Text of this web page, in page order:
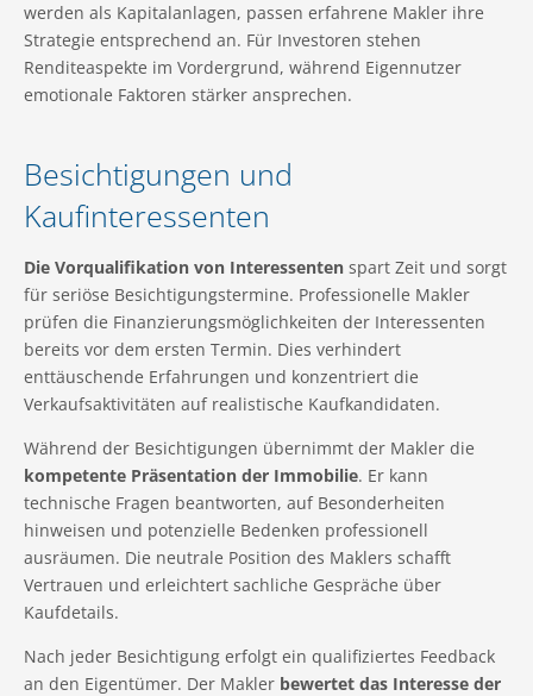
werden als Kapitalanlagen, passen erfahrene Makler ihre
Strategie entsprechend an. Für Investoren stehen
Renditeaspekte im Vordergrund, während Eigennutzer
emotionale Faktoren stärker ansprechen.
Besichtigungen und
Kaufinteressenten
Die Vorqualifikation von Interessenten spart Zeit und sorgt
für seriöse Besichtigungstermine. Professionelle Makler
prüfen die Finanzierungsmöglichkeiten der Interessenten
bereits vor dem ersten Termin. Dies verhindert
enttäuschende Erfahrungen und konzentriert die
Verkaufsaktivitäten auf realistische Kaufkandidaten.
Während der Besichtigungen übernimmt der Makler die
kompetente Präsentation der Immobilie. Er kann
technische Fragen beantworten, auf Besonderheiten
hinweisen und potenzielle Bedenken professionell
ausräumen. Die neutrale Position des Maklers schafft
Vertrauen und erleichtert sachliche Gespräche über
Kaufdetails.
Nach jeder Besichtigung erfolgt ein qualifiziertes Feedback
an den Eigentümer. Der Makler bewertet das Interesse der